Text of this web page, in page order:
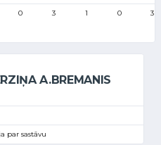
0 3 1 0 3
A.BREMANIS
par sastāvu